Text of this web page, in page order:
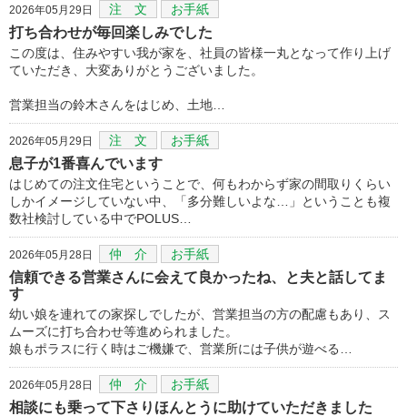
2026年05月29日 注 文 お手紙
打ち合わせが毎回楽しみでした
この度は、住みやすい我が家を、社員の皆様一丸となって作り上げ
ていただき、大変ありがとうございました。
営業担当の鈴木さんをはじめ、土地…
2026年05月29日 注 文 お手紙
息子が1番喜んでいます
はじめての注文住宅ということで、何もわからず家の間取りくらい
しかイメージしていない中、「多分難しいよな…」ということも複
数社検討している中でPOLUS…
2026年05月28日 仲 介 お手紙
信頼できる営業さんに会えて良かったね、と夫と話してま
す
幼い娘を連れての家探しでしたが、営業担当の方の配慮もあり、ス
ムーズに打ち合わせ等進められました。
娘もポラスに行く時はご機嫌で、営業所には子供が遊べる…
2026年05月28日 仲 介 お手紙
相談にも乗って下さりほんとうに助けていただきました